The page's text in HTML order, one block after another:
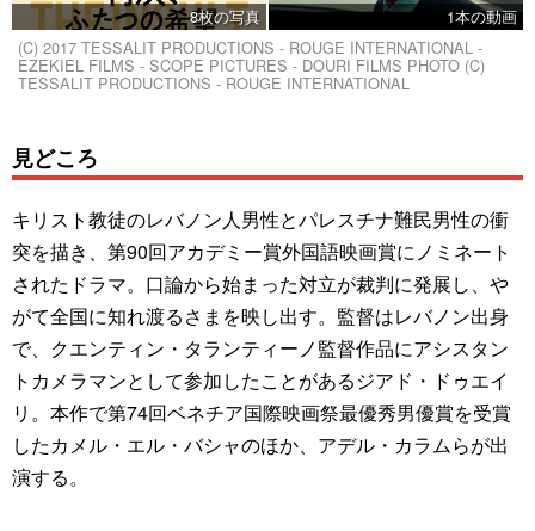
8枚の写真
1本の動画
(C) 2017 TESSALIT PRODUCTIONS - ROUGE INTERNATIONAL -
EZEKIEL FILMS - SCOPE PICTURES - DOURI FILMS PHOTO (C)
TESSALIT PRODUCTIONS - ROUGE INTERNATIONAL
見どころ
キリスト教徒のレバノン人男性とパレスチナ難民男性の衝
突を描き、第90回アカデミー賞外国語映画賞にノミネート
されたドラマ。口論から始まった対立が裁判に発展し、や
がて全国に知れ渡るさまを映し出す。監督はレバノン出身
で、クエンティン・タランティーノ監督作品にアシスタン
トカメラマンとして参加したことがあるジアド・ドゥエイ
リ。本作で第74回ベネチア国際映画祭最優秀男優賞を受賞
したカメル・エル・バシャのほか、アデル・カラムらが出
演する。